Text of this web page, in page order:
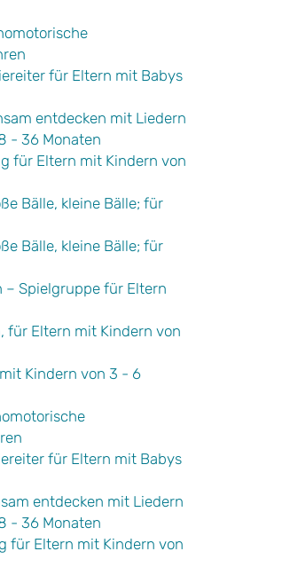
für Eltern mit Babys
entdecken mit Liedern
- 36 Monaten
für Eltern mit Kindern von
Bälle, kleine Bälle; für
Bälle, kleine Bälle; für
– Spielgruppe für Eltern
für Eltern mit Kindern von
Kindern von 3 - 6
für Eltern mit Babys
entdecken mit Liedern
- 36 Monaten
für Eltern mit Kindern von